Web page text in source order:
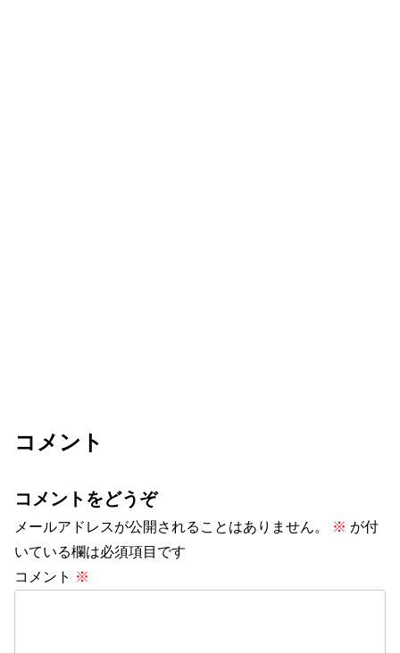
コメント
コメントをどうぞ
メールアドレスが公開されることはありません。 ※ が付
いている欄は必須項目です
コメント ※